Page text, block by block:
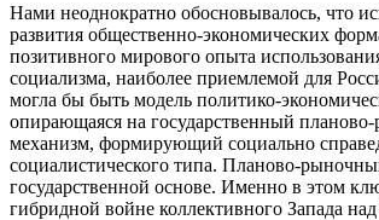
Нами неоднократно обосновывалось, что
развития общественно-экономических
позитивного мирового опыта
социализма, наиболее приемлемой для
могла бы быть модель политико-
опирающаяся на государственный
механизм, формирующий социально
социалистического типа. Планово-
государственной основе. Именно в этом
гибридной войне коллективного Запада